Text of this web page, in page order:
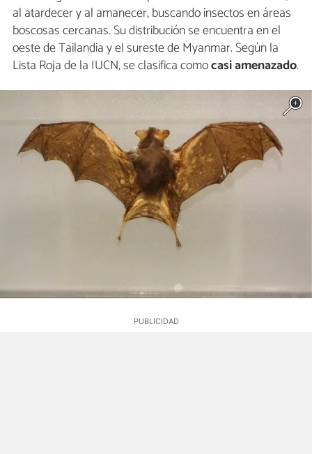
al atardecer y al amanecer, buscando insectos en áreas
boscosas cercanas. Su distribución se encuentra en el
oeste de Tailandia y el sureste de Myanmar. Según la
Lista Roja de la IUCN, se clasifica comocasi amenazado.